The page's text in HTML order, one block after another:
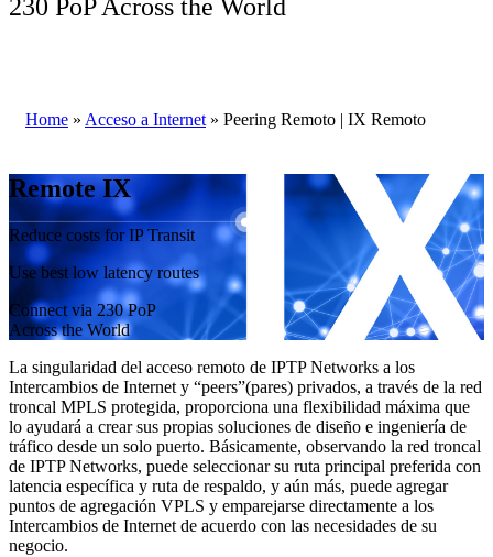
230 PoP Across the World
Home » Acceso a Internet » Peering Remoto | IX Remoto
Remote IX
Reduce costs for IP Transit
Use best low latency routes
Connect via 230 PoP
Across the World
La singularidad del acceso remoto de IPTP Networks a los
Intercambios de Internet y “peers”(pares) privados, a través de la red
troncal MPLS protegida, proporciona una flexibilidad máxima que
lo ayudará a crear sus propias soluciones de diseño e ingeniería de
tráfico desde un solo puerto. Básicamente, observando la red troncal
de IPTP Networks, puede seleccionar su ruta principal preferida con
latencia específica y ruta de respaldo, y aún más, puede agregar
puntos de agregación VPLS y emparejarse directamente a los
Intercambios de Internet de acuerdo con las necesidades de su
negocio.